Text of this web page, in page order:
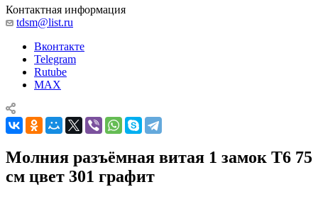
Контактная информация
tdsm@list.ru
Вконтакте
Telegram
Rutube
MAX
Молния разъёмная витая 1 замок Т6 75
см цвет 301 графит